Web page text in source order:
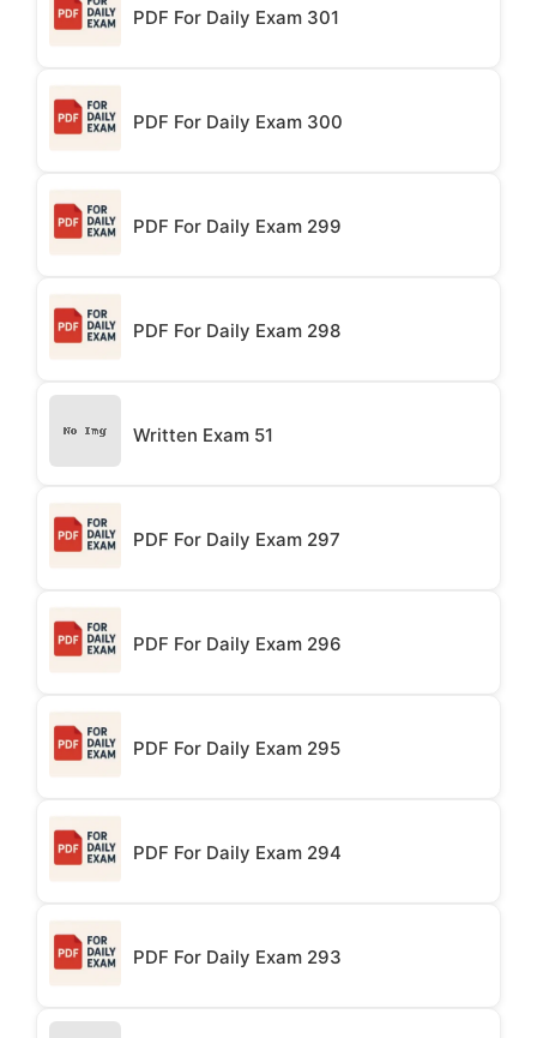
PDF For Daily Exam 301
PDF For Daily Exam 300
PDF For Daily Exam 299
PDF For Daily Exam 298
Written Exam 51
PDF For Daily Exam 297
PDF For Daily Exam 296
PDF For Daily Exam 295
PDF For Daily Exam 294
PDF For Daily Exam 293